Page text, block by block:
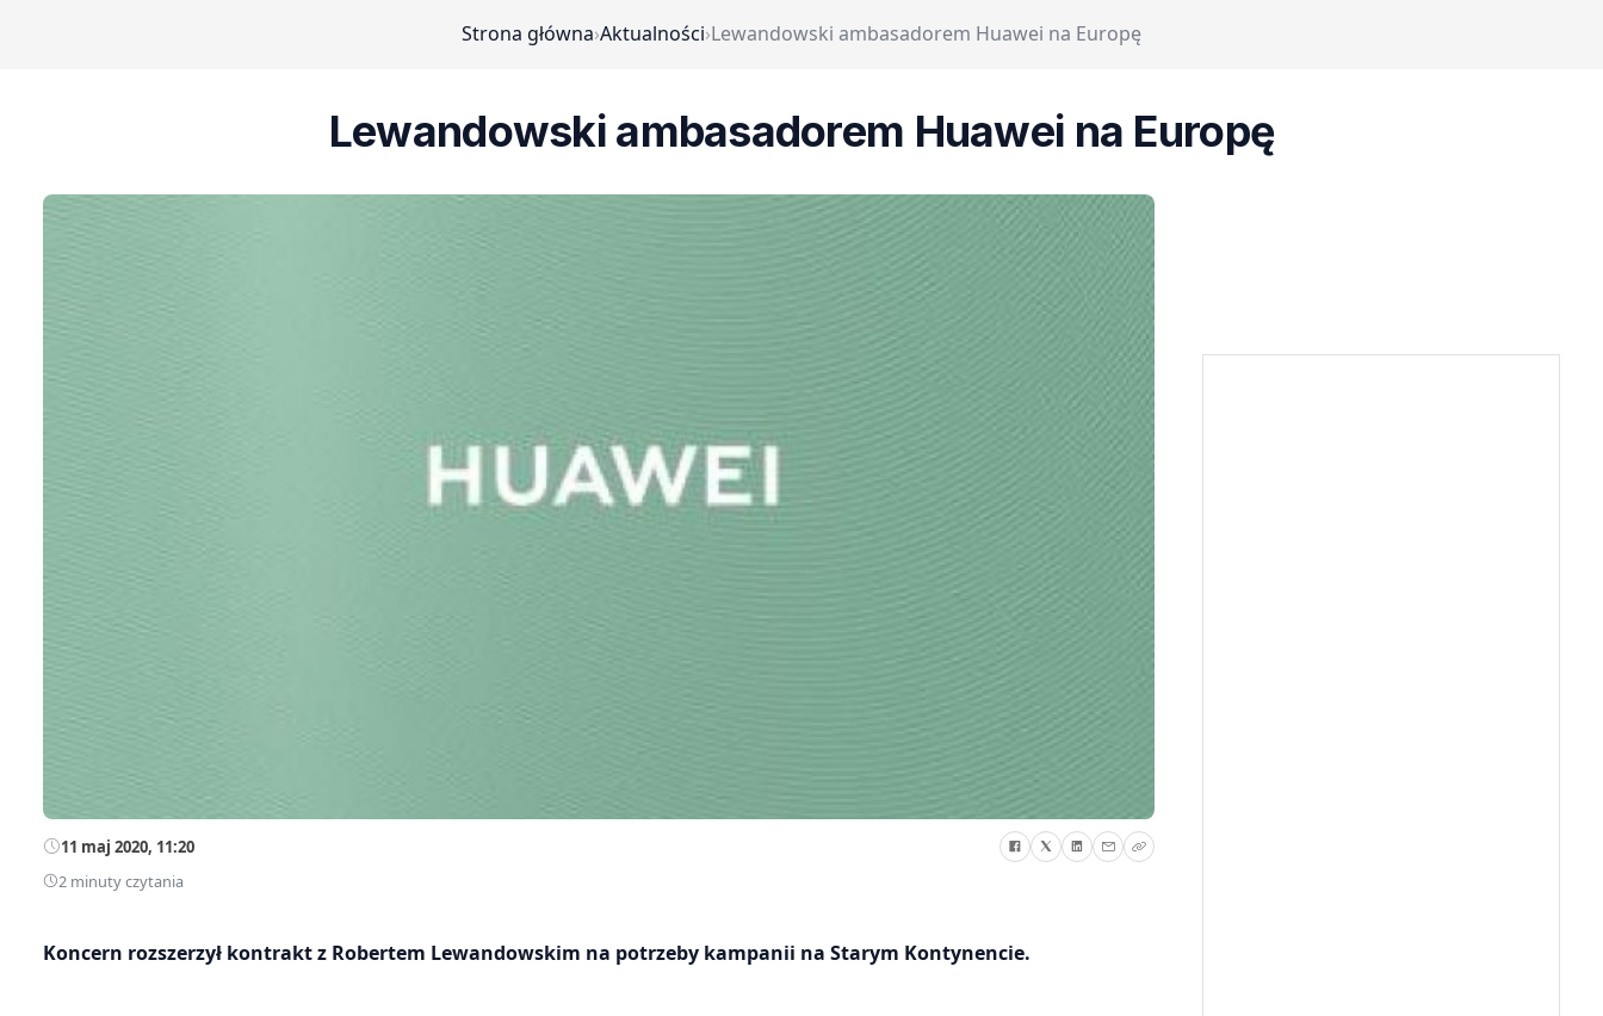
Strona główna›Aktualności›Lewandowski ambasadorem Huawei na Europę
Lewandowski ambasadorem Huawei na Europę
11 maj 2020, 11:20
2 minuty czytania
Koncern rozszerzył kontrakt z Robertem Lewandowskim na potrzeby kampanii na Starym Kontynencie.